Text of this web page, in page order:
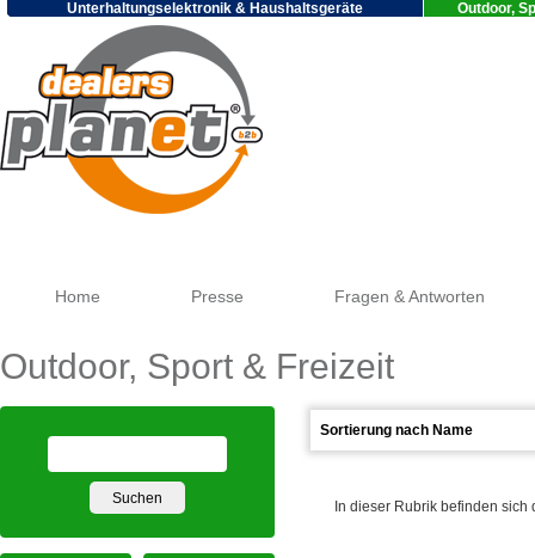
Unterhaltungselektronik & Haushaltsgeräte Outdoor,
Home Presse Fragen & Antworten
Outdoor, Sport & Freizeit
In dieser Rubrik befinden